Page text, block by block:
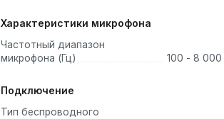
Характеристики микрофона
Частотный диапазон
микрофона (Гц)
100 - 8 000
Подключение
Тип беспроводного